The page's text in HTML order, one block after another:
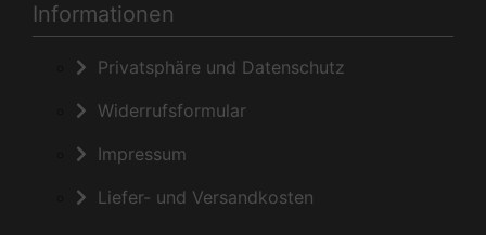
Informationen
Privatsphäre und Datenschutz
Widerrufsformular
Impressum
Liefer- und Versandkosten